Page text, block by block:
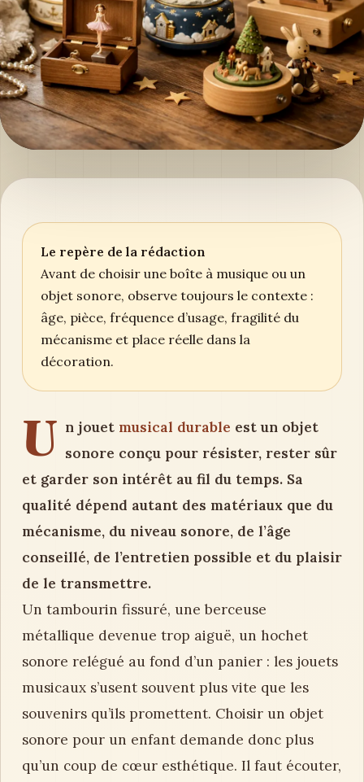
Le repère de la rédaction
Avant de choisir une boîte à musique ou un
objet sonore, observe toujours le contexte :
âge, pièce, fréquence d’usage, fragilité du
mécanisme et place réelle dans la
décoration.
U n jouet musical durable est un objet
sonore conçu pour résister, rester sûr
et garder son intérêt au fil du temps. Sa
qualité dépend autant des matériaux que du
mécanisme, du niveau sonore, de l’âge
conseillé, de l’entretien possible et du plaisir
de le transmettre.
Un tambourin fissuré, une berceuse
métallique devenue trop aiguë, un hochet
sonore relégué au fond d’un panier : les jouets
musicaux s’usent souvent plus vite que les
souvenirs qu’ils promettent. Choisir un objet
sonore pour un enfant demande donc plus
qu’un coup de cœur esthétique. Il faut écouter,